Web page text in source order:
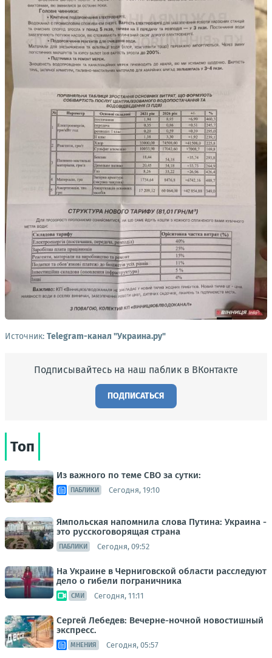
Источник: Telegram-канал "Украина.ру"
Подписывайтесь на наш паблик в ВКонтакте
ПОДПИСАТЬСЯ
Топ
Из важного по теме СВО за сутки:
ПАБЛИКИ Сегодня, 19:10
Ямпольская напомнила слова Путина: Украина -
это русскоговорящая страна
ПАБЛИКИ Сегодня, 09:52
На Украине в Черниговской области расследуют
дело о гибели пограничника
СМИ Сегодня, 11:11
Сергей Лебедев: Вечерне-ночной новостишный
экспресс.
МНЕНИЯ Сегодня, 05:57